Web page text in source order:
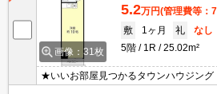
画像：31枚
5.2万円(管理費等：
敷
1ヶ月 礼
なし
5階
1R 25.02m²
★いいお部屋見つかるタウンハウジング